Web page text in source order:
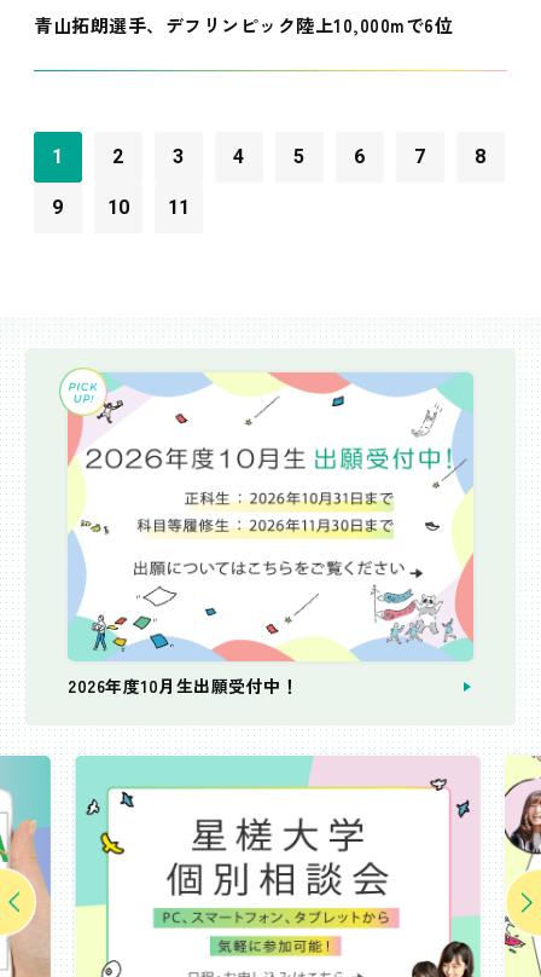
青山拓朗選手、デフリンピック陸上10,000mで6位
1 2 3 4 5 6 7 8
9 10 11
2026年度10月生出願受付中！